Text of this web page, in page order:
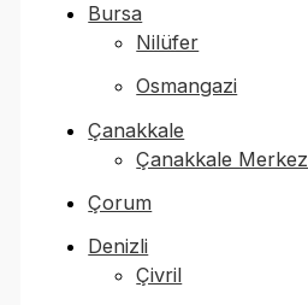
Bursa
Nilüfer
Osmangazi
Çanakkale
Çanakkale Merkez
Çorum
Denizli
Çivril